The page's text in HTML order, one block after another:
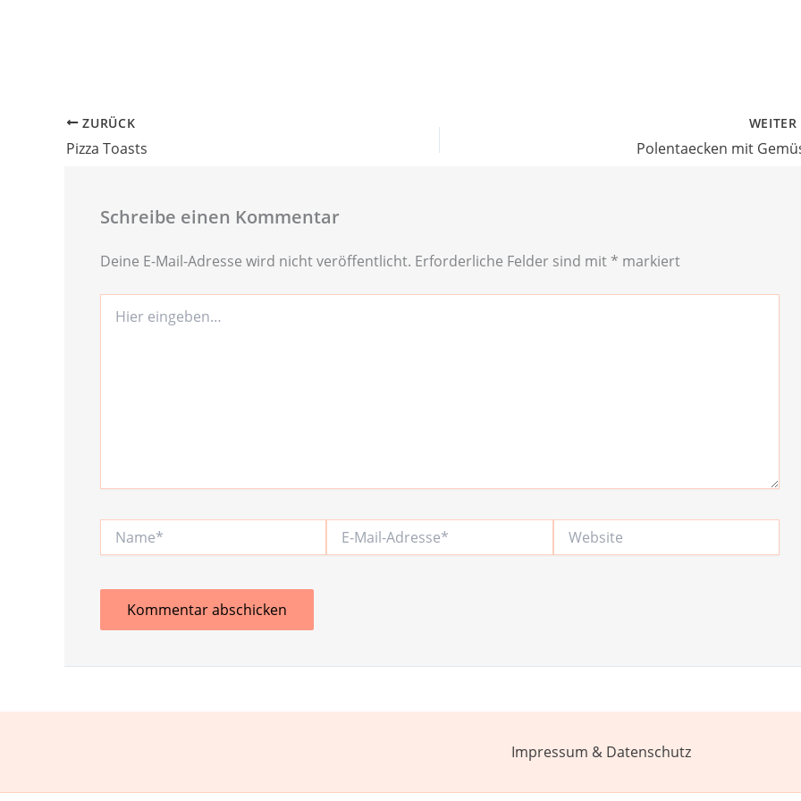
ZURÜCK
Pizza Toasts
WEITER
Polentaecken mit
Schreibe einen Kommentar
Deine E-Mail-Adresse wird nicht veröffentlicht. Erforderliche Felder sind mit * markiert
eingeben…
Mail-
Website
Impressum & Datenschutz